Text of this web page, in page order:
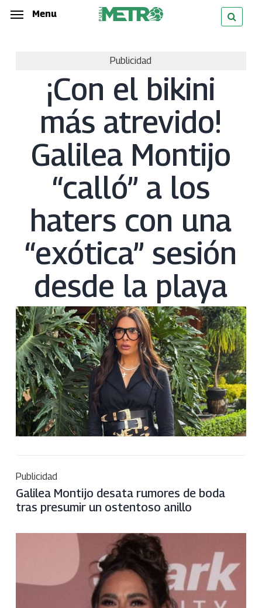
Skip
Menu
Publicidad
¡Con el bikini
más atrevido!
Galilea Montijo
“calló” a los
haters con una
“exótica” sesión
desde la playa
Publicidad
Galilea Montijo desata rumores de boda
tras presumir un ostentoso anillo
Menu